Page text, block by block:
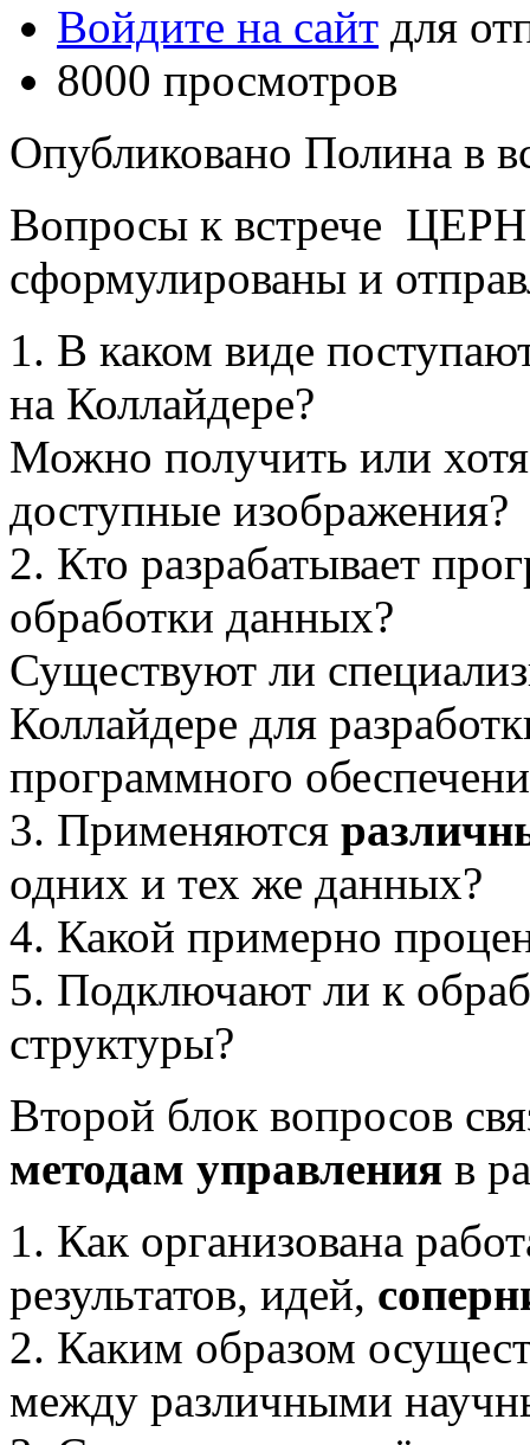
Войдите на сайт для
8000 просмотров
Опубликовано Полина в
Вопросы к встрече
сформулированы и
1. В каком виде
на Коллайдере?
Можно получить или
доступные изображения?
2. Кто разрабатывает
обработки данных?
Существуют ли
Коллайдере для
программного
3. Применяются
одних и тех же данных?
4. Какой примерно
5. Подключают ли к
структуры?
Второй блок вопросов
методам управления в
1. Как организована
результатов, идей,
2. Каким образом
между различными